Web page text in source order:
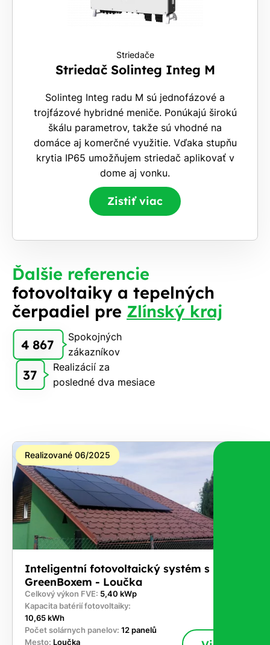
Striedače
Striedač Solinteg Integ M
Solinteg Integ radu M sú jednofázové a
trojfázové hybridné meniče. Ponúkajú širokú
škálu parametrov, takže sú vhodné na
domáce aj komerčné využitie. Vďaka stupňu
krytia IP65 umožňujem striedač aplikovať v
dome aj vonku.
Zistiť viac
Ďalšie referencie
fotovoltaiky a tepelných
čerpadiel pre Zlínský kraj
4 867
Spokojných
zákazníkov
37
Realizácií za
posledné dva mesiace
Realizované 06/2025
Inteligentní fotovoltaický systém s
GreenBoxem - Loučka
Celkový výkon FVE: 5,40 kWp
Kapacita batérií fotovoltaiky:
10,65 kWh
Počet solárnych panelov: 12 panelů
Mesto: Loučka